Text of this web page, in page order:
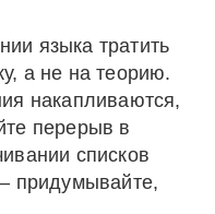
языка тратить
а не на теорию.
накапливаются,
перерыв в
списков
придумывайте,